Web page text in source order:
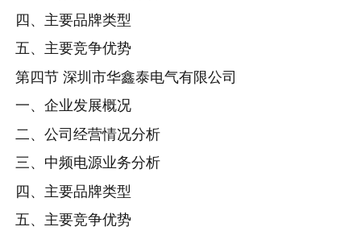
四、主要品牌类型
五、主要竞争优势
第四节 深圳市华鑫泰电气有限公司
一、企业发展概况
二、公司经营情况分析
三、中频电源业务分析
四、主要品牌类型
五、主要竞争优势